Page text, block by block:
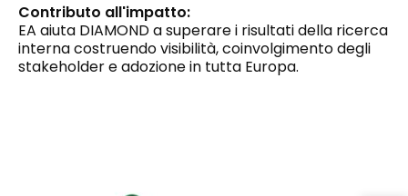
Contributo all'impatto:
EA aiuta DIAMOND a superare i risultati della ricerca
interna costruendo visibilità, coinvolgimento degli
stakeholder e adozione in tutta Europa.